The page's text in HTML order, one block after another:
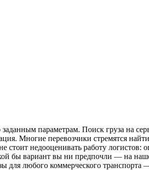
параметрам. Поиск груза на
Многие перевозчики стремятся
стоит недооценивать работу
бы вариант вы ни предпочли — на
для любого коммерческого